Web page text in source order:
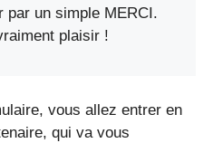
par un simple MERCI.
plaisir !
vous allez entrer en
qui va vous